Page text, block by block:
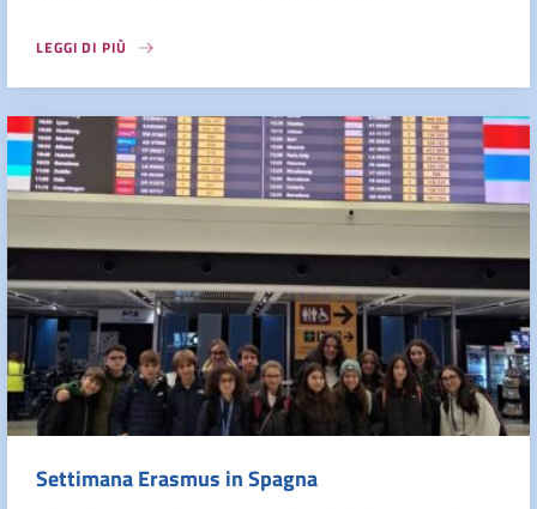
LEGGI DI PIÙ
Settimana Erasmus in Spagna